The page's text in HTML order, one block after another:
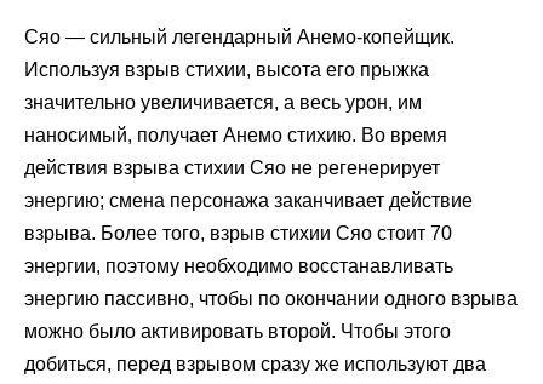
Сяо — сильный легендарный Анемо-копейщик.
Используя взрыв стихии, высота его прыжка
значительно увеличивается, а весь урон, им
наносимый, получает Анемо стихию. Во время
действия взрыва стихии Сяо не регенерирует
энергию; смена персонажа заканчивает действие
взрыва. Более того, взрыв стихии Сяо стоит 70
энергии, поэтому необходимо восстанавливать
энергию пассивно, чтобы по окончании одного взрыва
можно было активировать второй. Чтобы этого
добиться, перед взрывом сразу же используют два